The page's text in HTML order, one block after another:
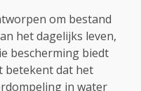
om bestand
het dagelijks leven,
bescherming biedt
betekent dat het
in water